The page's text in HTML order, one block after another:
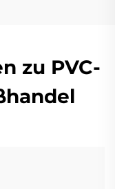
zu PVC-